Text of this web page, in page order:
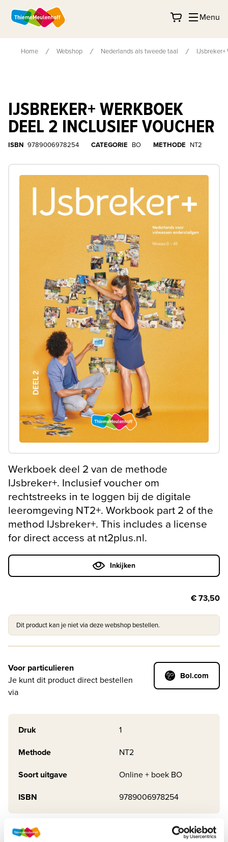
Menu
Home Webshop Nederlands als tweede taal
IJSBREKER+ WERKBOEK
DEEL 2 INCLUSIEF VOUCHER
ISBN 9789006978254 CATEGORIE BO METHODE NT2
Werkboek deel 2 van de methode
IJsbreker+. Inclusief voucher om
rechtstreeks in te loggen bij de digitale
leeromgeving NT2+. Workbook part 2 of the
method IJsbreker+. This includes a license
for direct access at nt2plus.nl.
Inkijken
€ 73,50
Dit product kan je niet via deze webshop bestellen.
Voor particulieren
Je kunt dit product direct bestellen
via
Bol.com
Druk
1
Methode
NT2
Soort uitgave
Online + boek BO
ISBN
9789006978254
Productbeschrijving